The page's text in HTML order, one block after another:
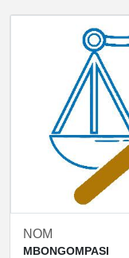
NOM
MBONGOMPASI